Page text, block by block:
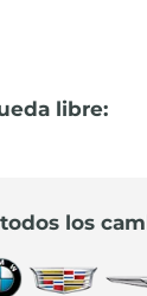
91 644
libre:
los